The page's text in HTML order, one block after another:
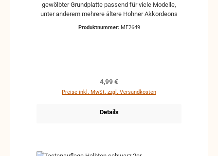
gewölbter Grundplatte passend für viele Modelle,
unter anderem mehrere ältere Hohner Akkordeons
Produktnummer: MF2649
Regulärer Preis:
4,99 €
Preise inkl. MwSt. zzgl. Versandkosten
Details